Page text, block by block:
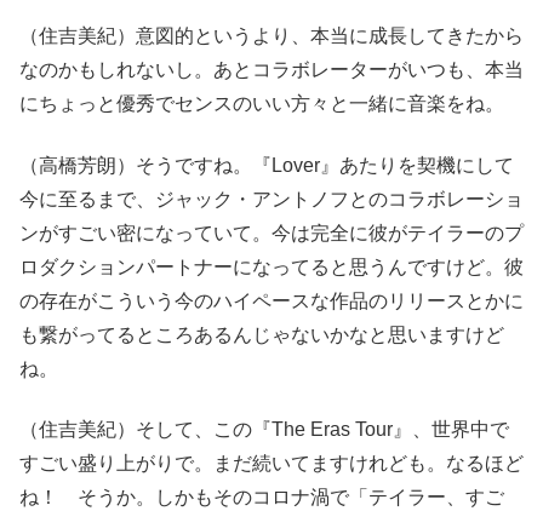
（住吉美紀）意図的というより、本当に成長してきたから
なのかもしれないし。あとコラボレーターがいつも、本当
にちょっと優秀でセンスのいい方々と一緒に音楽をね。
（高橋芳朗）そうですね。『Lover』あたりを契機にして
今に至るまで、ジャック・アントノフとのコラボレーショ
ンがすごい密になっていて。今は完全に彼がテイラーのプ
ロダクションパートナーになってると思うんですけど。彼
の存在がこういう今のハイペースな作品のリリースとかに
も繋がってるところあるんじゃないかなと思いますけど
ね。
（住吉美紀）そして、この『The Eras Tour』、世界中で
すごい盛り上がりで。まだ続いてますけれども。なるほど
ね！ そうか。しかもそのコロナ渦で「テイラー、すご